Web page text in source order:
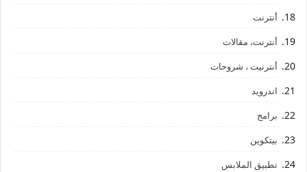
أنترنت
أنترنت، مقالات
أنترنيت ، شروحات
اندرويد
برامج
بيتكوين
تطبيق الملابس